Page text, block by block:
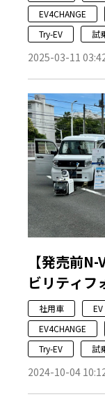
EV4CHANGE
Try-EV
試
2025-03-11
【発売前
ビリティフ
社用車 EV
EV4CHANGE
Try-EV
試
2024-10-04